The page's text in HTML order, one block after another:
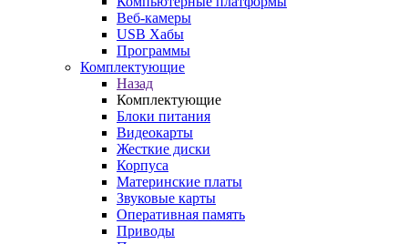
Веб-камеры
USB Хабы
Программы
Комплектующие
Назад
Комплектующие
Блоки питания
Видеокарты
Жесткие диски
Корпуса
Материнские платы
Звуковые карты
Оперативная память
Приводы